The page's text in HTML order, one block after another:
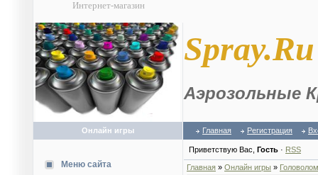
Интернет-магазин
Spray.Ru
Аэрозольные
Онлайн игры Главная Регистрация
Меню сайта
Приветствую Вас Гость · RSS
Главная » Онлайн игры »